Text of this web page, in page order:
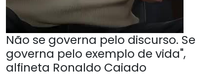
Não se governa pelo discurso. Se
governa pelo exemplo de vida",
alfineta Ronaldo Caiado